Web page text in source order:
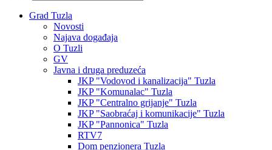
Grad Tuzla
Novosti
Najava događaja
O Tuzli
GV
Javna i druga preduzeća
JKP "Vodovod i kanalizacija" Tuzla
JKP "Komunalac" Tuzla
JKP "Centralno grijanje" Tuzla
JKP "Saobraćaj i komunikacije" Tuzla
JKP "Pannonica" Tuzla
RTV7
Dom penzionera Tuzla